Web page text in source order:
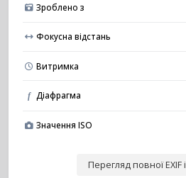
Зроблено з
Фокусна відстань
Витримка
f Діафрагма
Значення ISO
Перегляд повної EXIF